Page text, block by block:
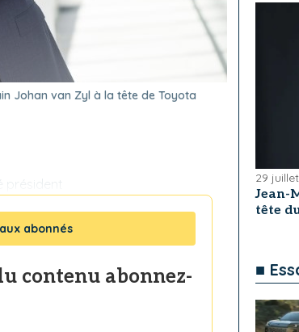
Johan van Zyl à la tête de Toyota
abonnés
contenu abonnez-
29
Jean-
tête
■